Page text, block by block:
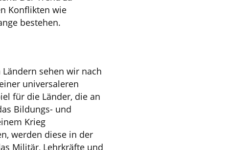
Konflikten wie
bestehen.
sehen wir nach
universaleren
für die Länder, die an
Bildungs- und
Krieg
werden diese in der
Militär, Lehrkräfte und